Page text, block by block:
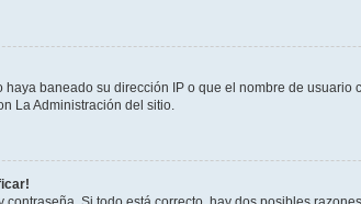
baneado su dirección IP o que el nombre de
La Administración del sitio.